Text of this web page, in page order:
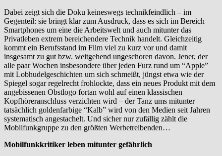
Dabei zeigt sich die Doku keineswegs technikfeindlich – im
Gegenteil: sie bringt klar zum Ausdruck, dass es sich im Bereich
Smartphones um eine die Arbeitswelt und auch mitunter das
Privatleben extrem bereichendere Technik handelt. Gleichzeitig
kommt ein Berufsstand im Film viel zu kurz vor und damit
insgesamt zu gut bzw. weitgehend ungeschoren davon. Jener, der
alle paar Wochen insbesondere über jeden Furz rund um “Apple”
mit Lobhudelgeschichten um sich schmeißt, jüngst etwa wie der
Spiegel sogar regelrecht frohlockte, dass ein neues Produkt mit dem
angebissenen Obstlogo fortan wohl auf einen klassischen
Kopfhöreranschluss verzichten wird – der Tanz ums mitunter
tatsächlich goldenfarbige “Kalb” wird von den Medien seit Jahren
systematisch angestachelt. Und sicher nur zufällig zählt die
Mobilfunkgruppe zu den größten Werbetreibenden…
Mobilfunkkritiker leben mitunter gefährlich